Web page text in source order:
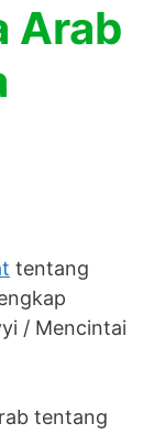
Arab
tentang
/ Mencintai
tentang